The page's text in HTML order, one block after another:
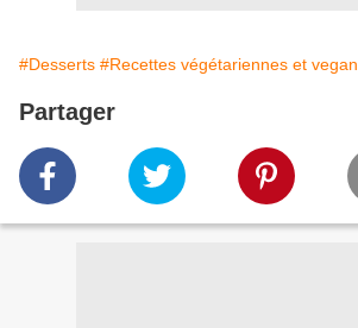
#Desserts #Recettes végétariennes et vegan
Partager